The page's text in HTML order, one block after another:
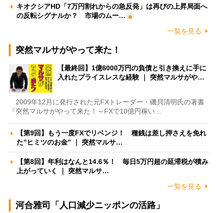
キオクシアHD「7万円割れからの急反発」は再びの上昇局面へ
の反転シグナルか？ 市場のムー…
一覧を見る
突然マルサがやって来た！
【最終回】1億6000万円の負債と引き換えに手に
入れたプライスレスな経験 ｜ 突然マルサがや…
2009年12月に発行された元FXトレーダー・磯貝清明氏の著書
『突然マルサがやって来た！～FXで10億円稼い…
【第9回】もう一度FXでリベンジ！ 種銭は差し押さえを免れ
た”ヒミツのお金” ｜ 突然マルサ…
【第8回】年利はなんと14.6％！ 毎日5万円超の延滞税が積み
上がっていく ｜ 突然マルサ…
一覧を見る
河合雅司「人口減少ニッポンの活路」